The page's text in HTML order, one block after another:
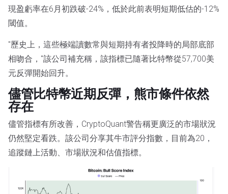
現盈虧率在6月初跌破-24%，低於此前表明短期低估的-12%
閾值。
"歷史上，這些極端讀數常與短期持有者投降時的局部底部
相吻合，"該公司補充稱，該指標已隨著比特幣從57,700美
元反彈開始回升。
儘管比特幣近期反彈，熊市條件依然
存在
儘管指標有所改善，CryptoQuant警告稱更廣泛的市場狀況
仍然堅定看跌。該公司分享其牛市評分指數，目前為20，
追蹤鏈上活動、市場狀況和估值指標。